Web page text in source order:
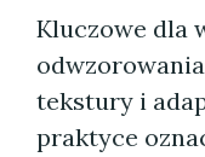
Kluczowe dla
tekstury i
praktyce